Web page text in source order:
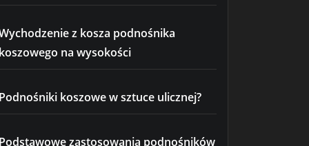
z kosza podnośnika
na wysokości
koszowe w sztuce ulicznej?
zastosowania podnośników